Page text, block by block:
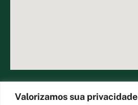
Valorizamos sua privacidade